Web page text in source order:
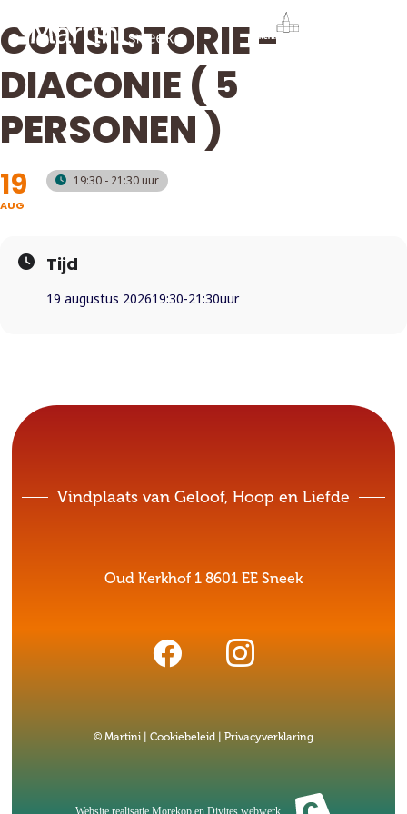
CONSISTORIE -
DIACONIE ( 5
PERSONEN )
19
AUG
19:30 - 21:30
Tijd
19 augustus 202619:30-21:30
Vindplaats van Geloof, Hoop en Liefde
Oud Kerkhof 1 8601 EE Sneek
© Martini | Cookiebeleid Privacyverklaring